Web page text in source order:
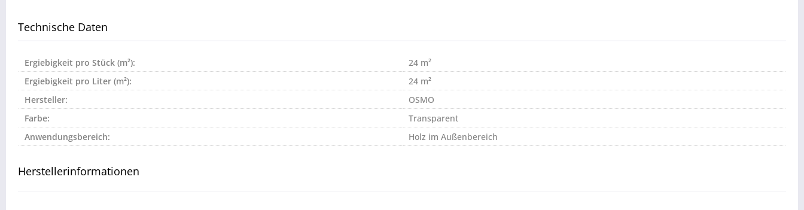
Technische Daten
Ergiebigkeit pro Stück (m²):
24 m²
Ergiebigkeit pro Liter (m²):
24 m²
Hersteller:
OSMO
Farbe:
Transparent
Anwendungsbereich:
Holz im Außenbereich
Herstellerinformationen